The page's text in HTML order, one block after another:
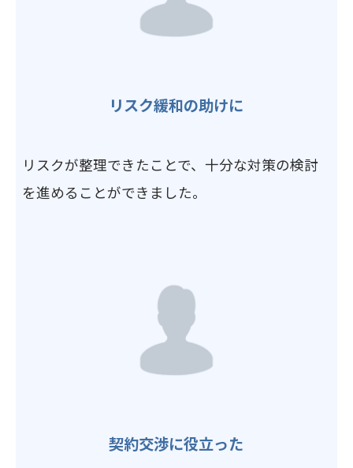
リスク緩和の助けに
リスクが整理できたことで、十分な対策の検討
を進めることができました。
契約交渉に役立った